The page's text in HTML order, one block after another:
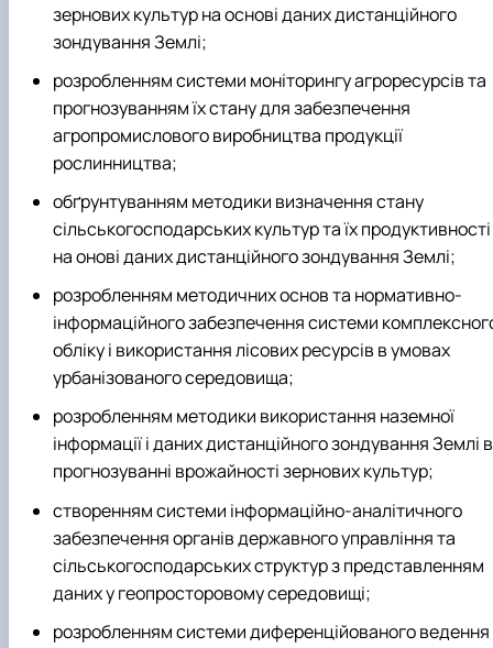
зернових культур на основі даних дистанційного
зондування Землі;
розробленням системи моніторингу агроресурсів та
прогнозуванням їх стану для забезпечення
агропромислового виробництва продукції
рослинництва;
обґрунтуванням методики визначення стану
сільськогосподарських культур та їх продуктивності
на онові даних дистанційного зондування Землі;
розробленням методичних основ та нормативно-
інформаційного забезпечення системи
обліку і використання лісових ресурсів в умовах
урбанізованого середовища;
розробленням методики використання наземної
інформації і даних дистанційного зондування Землі в
прогнозуванні врожайності зернових культур;
створенням системи інформаційно-аналітичного
забезпечення органів державного управління та
сільськогосподарських структур з представленням
даних у геопросторовому середовищі;
розробленням системи диференційованого ведення